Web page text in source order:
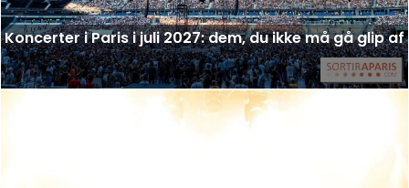
Koncerter i Paris i juli 2027: dem, du ikke må gå glip af